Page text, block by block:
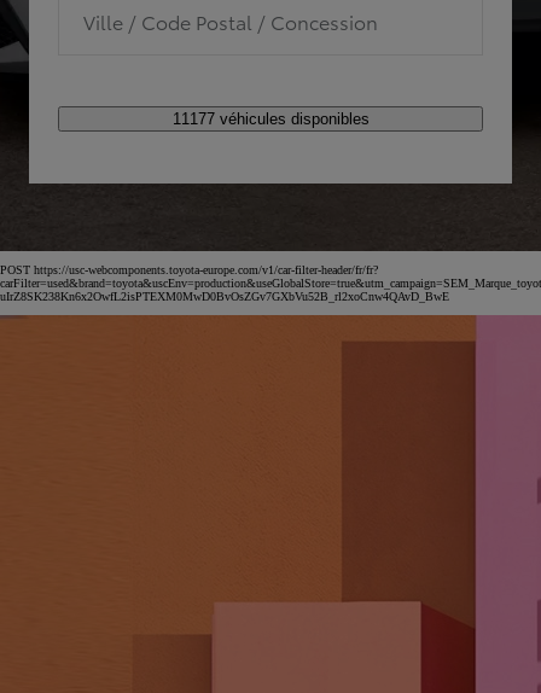
Ville / Code Postal / Concession
11177 véhicules disponibles
POST https://usc-webcomponents.toyota-europe.com/v1/car-filter-header/fr/fr?
uIrZ8SK238Kn6x2OwfL2isPTEXM0MwD0BvOsZGv7GXbVu52B_rl2xoCnw4QAvD_BwE